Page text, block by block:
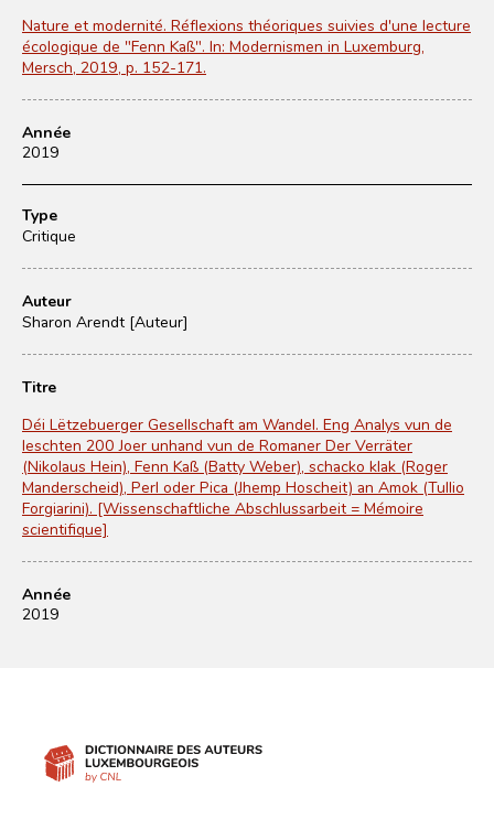
Nature et modernité. Réflexions théoriques suivies d'une lecture
écologique de "Fenn Kaß". In: Modernismen in Luxemburg,
Mersch, 2019, p. 152-171.
Année
2019
Type
Critique
Auteur
Sharon Arendt [Auteur]
Titre
Déi Lëtzebuerger Gesellschaft am Wandel. Eng Analys vun de
leschten 200 Joer unhand vun de Romaner Der Verräter
(Nikolaus Hein), Fenn Kaß (Batty Weber), schacko klak (Roger
Manderscheid), Perl oder Pica (Jhemp Hoscheit) an Amok (Tullio
Forgiarini). [Wissenschaftliche Abschlussarbeit = Mémoire
scientifique]
Année
2019